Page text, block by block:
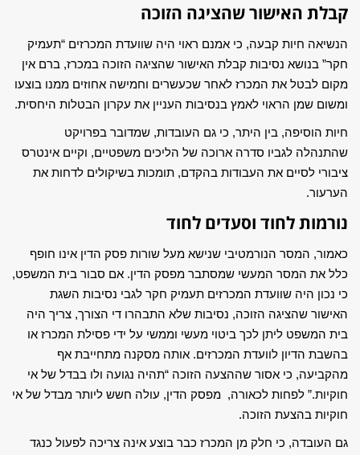
קבלת האישור שהציגה הזוכה
הנשיאה חיות קבעה, כי אמנם ראוי היה שוועדת המכרזים “תעמיק
חקר” בנושא נסיבות קבלת האישור שהציגה הזוכה במכרז, ברם אין
מקום לבטל את המכרז לאחר שכעשרים וחמישה אחוזים ממנו בוצעו
ומשום שמן הראוי לאמץ בנסיבות העניין את עקרון הבטלות היחסית.
חיות הוסיפה, בין היתר, כי גם העובדות, שמדובר בפרויקט
שהתנהלה לגביו סדרה ארוכה של הליכים משפטיים, וקיים אינטרס
ציבורי לסיים את העבודות בהקדם, תומכות בשיקולים לדחות את
הערעור.
נורמות לחוד וסעדים לחוד
כאמור, המסר הנורמטיבי שנישא מעל שורות פסק הדין אינו חופף
כלל את המסר המעשי שמסתבר מפסק הדין. אם סבור בית המשפט,
כי נכון היה שוועדת המכרזים תעמיק חקר לגבי נסיבות השגת
האישור שהציגה הזוכה, נסיבות שלא התבהרו די הצורך, צריך היה
בית המשפט ליתן לכך ביטוי מעשי וממשי על ידי פסילת המכרז או
בהשבת הדיון לוועדת המכרזים. אותה מסקנה מתחייבת אף
מהקביעה, כי אסור שההצעה הזוכה “תהיה נגועה ולו בבדל של אי
חוקיות.” לפחות לכאורה, מפסק הדין, עולה חשש ליותר מבדל של אי
חוקיות בהצעת הזוכה.
גם העובדה, כי חלק מן המכרז כבר בוצע אינה צריכה לפעול כנגד